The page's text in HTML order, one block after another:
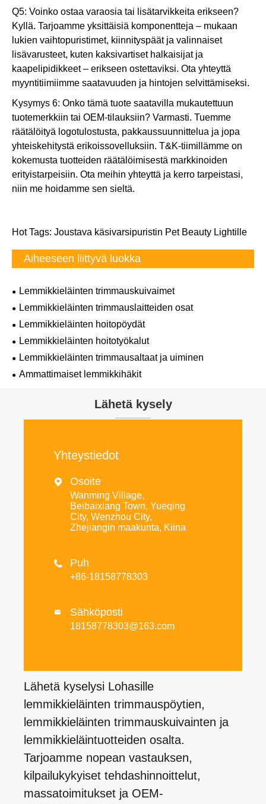
Q5: Voinko ostaa varaosia tai lisätarvikkeita erikseen?
Kyllä. Tarjoamme yksittäisiä komponentteja – mukaan
lukien vaihtopuristimet, kiinnityspäät ja valinnaiset
lisävarusteet, kuten kaksivartiset halkaisijat ja
kaapelipidikkeet – erikseen ostettaviksi. Ota yhteyttä
myyntitiimiimme saatavuuden ja hintojen selvittämiseksi.
Kysymys 6: Onko tämä tuote saatavilla mukautettuun
tuotemerkkiin tai OEM-tilauksiin? Varmasti. Tuemme
räätälöityä logotulostusta, pakkaussuunnittelua ja jopa
yhteiskehitystä erikoissovelluksiin. T&K-tiimillämme on
kokemusta tuotteiden räätälöimisestä markkinoiden
erityistarpeisiin. Ota meihin yhteyttä ja kerro tarpeistasi,
niin me hoidamme sen sieltä.
Hot Tags: Joustava käsivarsipuristin Pet Beauty Lightille
Aiheeseen liittyvä luokka
Lemmikkieläinten trimmauskuivaimet
Lemmikkieläinten trimmauslaitteiden osat
Lemmikkieläinten hoitopöydät
Lemmikkieläinten hoitotyökalut
Lemmikkieläinten trimmausaltaat ja uiminen
Ammattimaiset lemmikkihäkit
Lähetä kysely
Yhteystiedot
 Osoite
Wanming Village,
Beibaixiang Town, Yueqing
City, Wenzhou City,
Zhejiangin maakunta, Kiina
 Puh
+86-18158778303
 Sähköposti
18158778303@163.com
Lähetä kyselysi Lohasille
lemmikkieläinten trimmauspöytien,
lemmikkieläinten trimmauskuivainten ja
lemmikkieläintuotteiden osalta.
Tarjoamme nopean vastauksen,
kilpailukykyiset tehdashinnoittelut,
massatoimitukset ja OEM-